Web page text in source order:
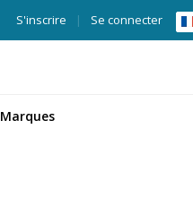
Se connecter
|
S'inscrire
Marques